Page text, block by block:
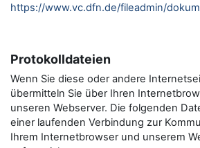
https://www.vc.dfn.de/fileadmin/
Protokolldateien
Wenn Sie diese oder andere
übermitteln Sie über Ihren
unseren Webserver. Die folgenden
einer laufenden Verbindung zur
Ihrem Internetbrowser und unserem